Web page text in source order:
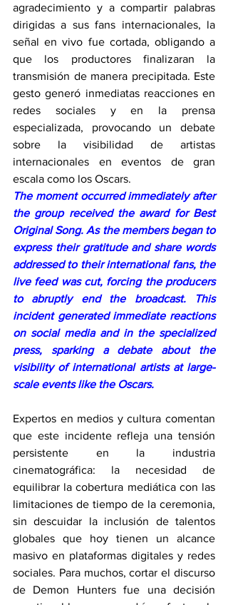
agradecimiento y a compartir palabras
dirigidas a sus fans internacionales, la
señal en vivo fue cortada, obligando a
que los productores finalizaran la
transmisión de manera precipitada. Este
gesto generó inmediatas reacciones en
redes sociales y en la prensa
especializada, provocando un debate
sobre la visibilidad de artistas
internacionales en eventos de gran
escala como los Oscars.
The moment occurred immediately after
the group received the award for Best
Original Song. As the members began to
express their gratitude and share words
addressed to their international fans, the
live feed was cut, forcing the producers
to abruptly end the broadcast. This
incident generated immediate reactions
on social media and in the specialized
press, sparking a debate about the
visibility of international artists at large-
scale events like the Oscars.
Expertos en medios y cultura comentan
que este incidente refleja una tensión
persistente en la industria
cinematográfica: la necesidad de
equilibrar la cobertura mediática con las
limitaciones de tiempo de la ceremonia,
sin descuidar la inclusión de talentos
globales que hoy tienen un alcance
masivo en plataformas digitales y redes
sociales. Para muchos, cortar el discurso
de Demon Hunters fue una decisión